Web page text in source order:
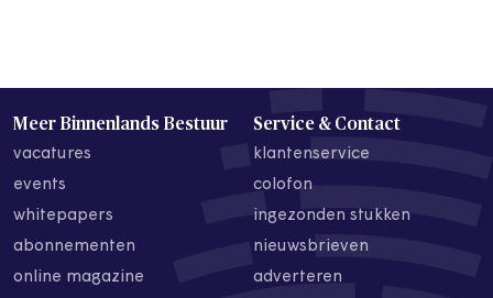
Meer Binnenlands Bestuur
vacatures
events
whitepapers
abonnementen
online magazine
Service & Contact
klantenservice
colofon
ingezonden stukken
nieuwsbrieven
adverteren